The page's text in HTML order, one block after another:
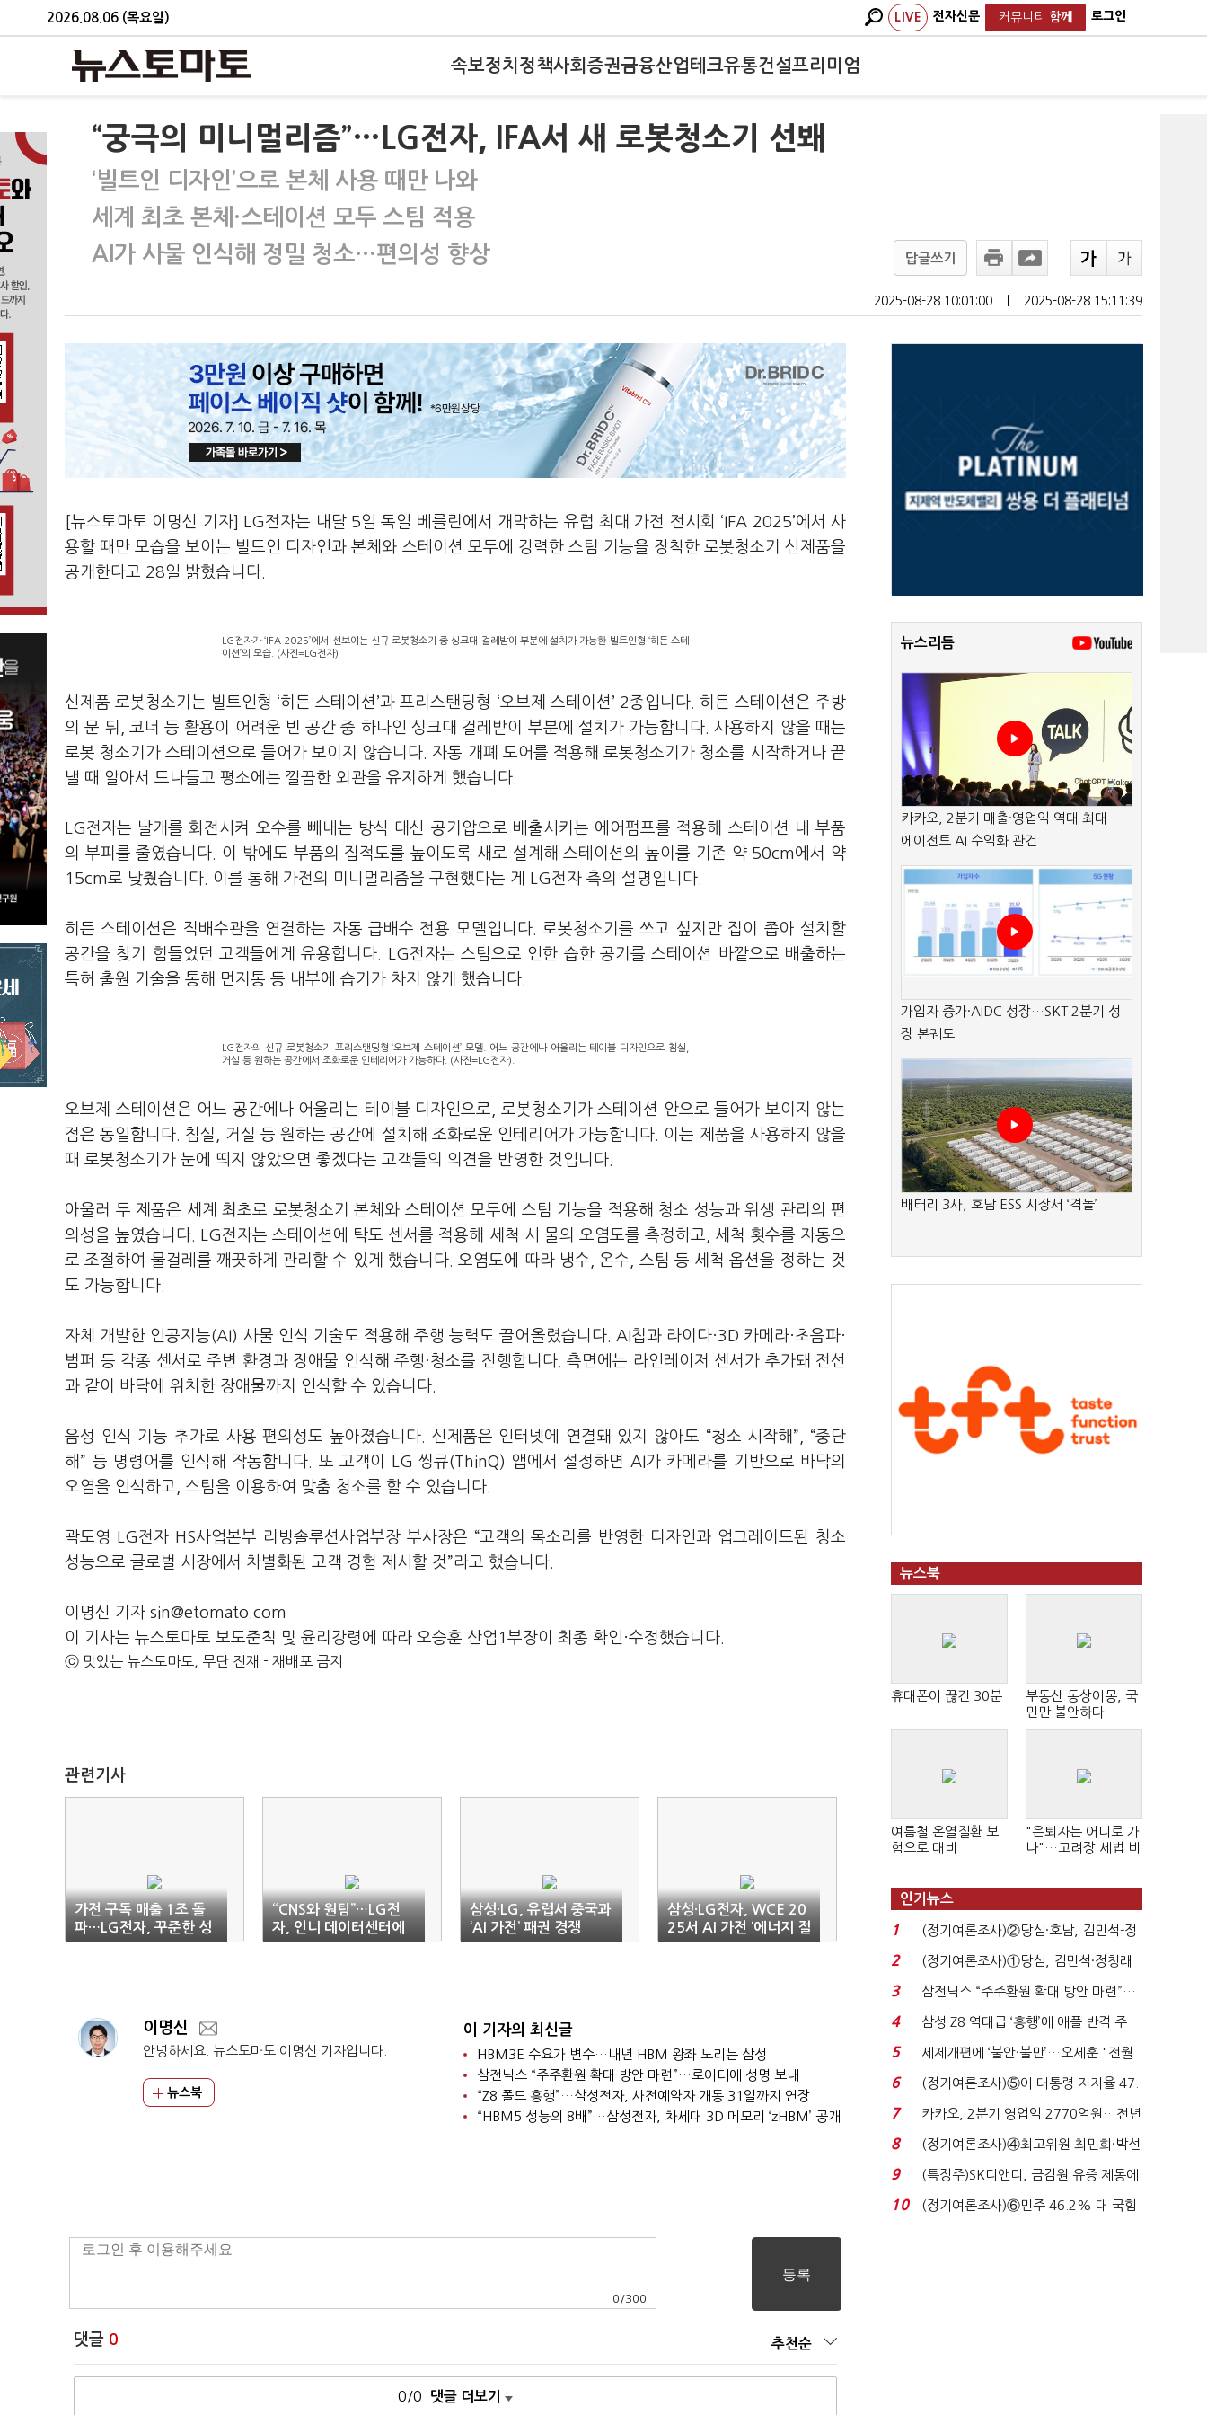
2026.08.06 (목요일) LIVE 전자신문 커뮤니티 함께 로그인
속보정치 정책사회 증권금융산업테크유통건설프리미엄
“궁극의 미니멀리즘”…LG전자, IFA서 새 로봇청소기 선봬
‘빌트인 디자인’으로 본체 사용 때만 나와
세계 최초 본체·스테이션 모두 스팀 적용
AI가 사물 인식해 정밀 청소…편의성 향상
답글쓰기
2025-08-28 10:01:00 2025-08-28 15:11:39
[뉴스토마토 이명신 기자] LG전자는 내달 5일 독일 베를린에서 개막하는 유럽 최대 가전 전시회 ‘IFA 2025’에서 사
용할 때만 모습을 보이는 빌트인 디자인과 본체와 스테이션 모두에 강력한 스팀 기능을 장착한 로봇청소기 신제품을
공개한다고 28일 밝혔습니다.
LG전자가 ‘IFA 2025’에서 선보이는 신규 로봇청소기 중 싱크대 걸레받이 부분에 설치가 가능한 빌트인형 ‘히든 스테
이션’의 모습. (사진=LG전자)
신제품 로봇청소기는 빌트인형 ‘히든 스테이션’과 프리스탠딩형 ‘오브제 스테이션’ 2종입니다. 히든 스테이션은 주방
의 문 뒤, 코너 등 활용이 어려운 빈 공간 중 하나인 싱크대 걸레받이 부분에 설치가 가능합니다. 사용하지 않을 때는
로봇 청소기가 스테이션으로 들어가 보이지 않습니다. 자동 개폐 도어를 적용해 로봇청소기가 청소를 시작하거나 끝
낼 때 알아서 드나들고 평소에는 깔끔한 외관을 유지하게 했습니다.
LG전자는 날개를 회전시켜 오수를 빼내는 방식 대신 공기압으로 배출시키는 에어펌프를 적용해 스테이션 내 부품
의 부피를 줄였습니다. 이 밖에도 부품의 집적도를 높이도록 새로 설계해 스테이션의 높이를 기존 약 50cm에서 약
15cm로 낮췄습니다. 이를 통해 가전의 미니멀리즘을 구현했다는 게 LG전자 측의 설명입니다.
히든 스테이션은 직배수관을 연결하는 자동 급배수 전용 모델입니다. 로봇청소기를 쓰고 싶지만 집이 좁아 설치할
공간을 찾기 힘들었던 고객들에게 유용합니다. LG전자는 스팀으로 인한 습한 공기를 스테이션 바깥으로 배출하는
특허 출원 기술을 통해 먼지통 등 내부에 습기가 차지 않게 했습니다.
LG전자의 신규 로봇청소기 프리스탠딩형 ‘오브제 스테이션’ 모델. 어느 공간에나 어울리는 테이블 디자인으로 침실,
거실 등 원하는 공간에서 조화로운 인테리어가 가능하다. (사진=LG전자).
오브제 스테이션은 어느 공간에나 어울리는 테이블 디자인으로, 로봇청소기가 스테이션 안으로 들어가 보이지 않는
점은 동일합니다. 침실, 거실 등 원하는 공간에 설치해 조화로운 인테리어가 가능합니다. 이는 제품을 사용하지 않을
때 로봇청소기가 눈에 띄지 않았으면 좋겠다는 고객들의 의견을 반영한 것입니다.
아울러 두 제품은 세계 최초로 로봇청소기 본체와 스테이션 모두에 스팀 기능을 적용해 청소 성능과 위생 관리의 편
의성을 높였습니다. LG전자는 스테이션에 탁도 센서를 적용해 세척 시 물의 오염도를 측정하고, 세척 횟수를 자동으
로 조절하여 물걸레를 깨끗하게 관리할 수 있게 했습니다. 오염도에 따라 냉수, 온수, 스팀 등 세척 옵션을 정하는 것
도 가능합니다.
자체 개발한 인공지능(AI) 사물 인식 기술도 적용해 주행 능력도 끌어올렸습니다. AI칩과 라이다·3D 카메라·초음파·
범퍼 등 각종 센서로 주변 환경과 장애물 인식해 주행·청소를 진행합니다. 측면에는 라인레이저 센서가 추가돼 전선
과 같이 바닥에 위치한 장애물까지 인식할 수 있습니다.
음성 인식 기능 추가로 사용 편의성도 높아졌습니다. 신제품은 인터넷에 연결돼 있지 않아도 “청소 시작해”, “중단
해” 등 명령어를 인식해 작동합니다. 또 고객이 LG 씽큐(ThinQ) 앱에서 설정하면 AI가 카메라를 기반으로 바닥의
오염을 인식하고, 스팀을 이용하여 맞춤 청소를 할 수 있습니다.
곽도영 LG전자 HS사업본부 리빙솔루션사업부장 부사장은 “고객의 목소리를 반영한 디자인과 업그레이드된 청소
성능으로 글로벌 시장에서 차별화된 고객 경험 제시할 것”라고 했습니다.
이명신 기자 sin@etomato.com
이 기사는 뉴스토마토 보도준칙 및 윤리강령에 따라 오승훈 산업1부장이 최종 확인·수정했습니다.
ⓒ 맛있는 뉴스토마토, 무단 전재 - 재배포 금지
관련기사
가전 구독 매출 1조 돌
파…LG전자, 꾸준한 성
장세
“CNS와 원팀”…LG전
자, 인니 데이터센터에
냉각솔루션 수출
삼성·LG, 유럽서 중국과
‘AI 가전’ 패권 경쟁
삼성·LG전자, WCE 20
25서 AI 가전 ‘에너지 절
약 기술’ 경쟁
이명신
안녕하세요. 뉴스토마토 이명신 기자입니다.
뉴스북
이 기자의 최신글
HBM3E 수요가 변수…내년 HBM 왕좌 노리는 삼성
삼전닉스 “주주환원 확대 방안 마련”…로이터에 성명 보내
“Z8 폴드 흥행”…삼성전자, 사전예약자 개통 31일까지 연장
“HBM5 성능의 8배”…삼성전자, 차세대 3D 메모리 ‘zHBM’ 공개
0 /300
댓글 0 추천순
0/0 댓글 더보기
뉴스리듬
카카오, 2분기 매출·영업익 역대 최대…
에이전트 AI 수익화 관건
가입자 증가·AIDC 성장…SKT 2분기 성
장 본궤도
배터리 3사, 호남 ESS 시장서 ‘격돌’
뉴스북
휴대폰이 끊긴 30분
부동산 동상이몽, 국
민만 불안하다
여름철 온열질환 보
험으로 대비
"은퇴자는 어디로 가
나"…고려장 세법 비
인기뉴스
1
(정기여론조사)②당심·호남, 김민석-정
청래 '초접전'...
2
(정기여론조사)①당심, 김민석·정청래
'초접전'…대통령 ...
3
삼전닉스 “주주환원 확대 방안 마련”…
로이터에 성명...
4
삼성 Z8 역대급 ‘흥행’에 애플 반격 주
목…9월 ‘폴...
5
세제개편에 ‘불안·불만’…오세훈 "전월
세 구하기 더 ...
6
(정기여론조사)⑤이 대통령 지지율 47.
7%…일주일 만에 ...
7
카카오, 2분기 영업익 2770억원…전년
비 36% 증가...
8
(정기여론조사)④최고위원 최민희·박선
원 '양강'…서미...
9
(특징주)SK디앤디, 금감원 유증 제동에
장 초반 상한가...
10
(정기여론조사)⑥민주 46.2% 대 국힘